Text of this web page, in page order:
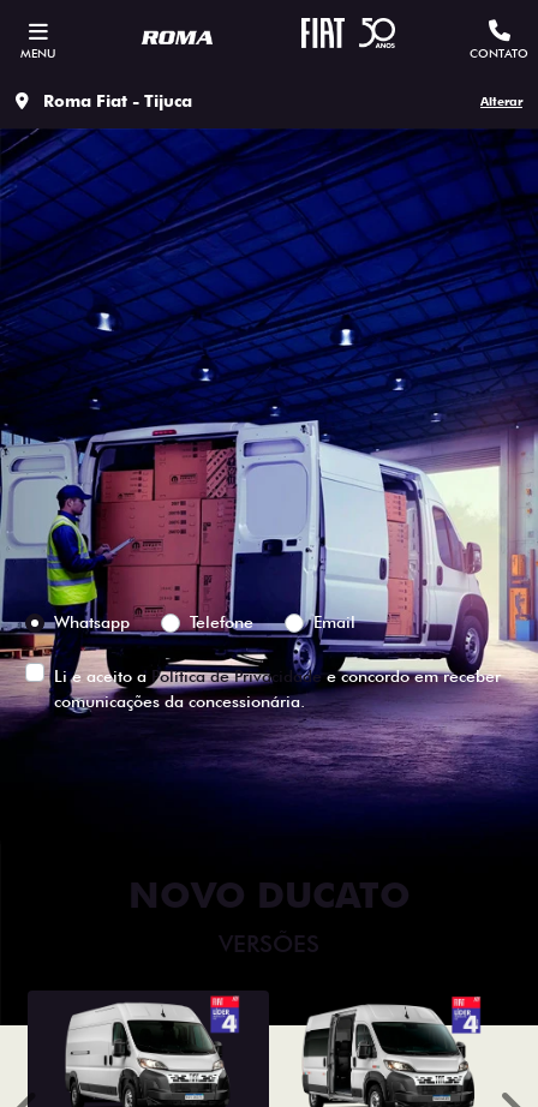
MENU CONTATO
Roma Fiat - Tijuca Alterar
ESTOU INTERESSADO
Versão escolhida
Preferência de contato:
Whatsapp
Telefone Email
Li e aceito a Política de Privacidadee concordo em receber
comunicações da concessionária.
ENTRAR EM CONTATO
NOVO DUCATO
VERSÕES